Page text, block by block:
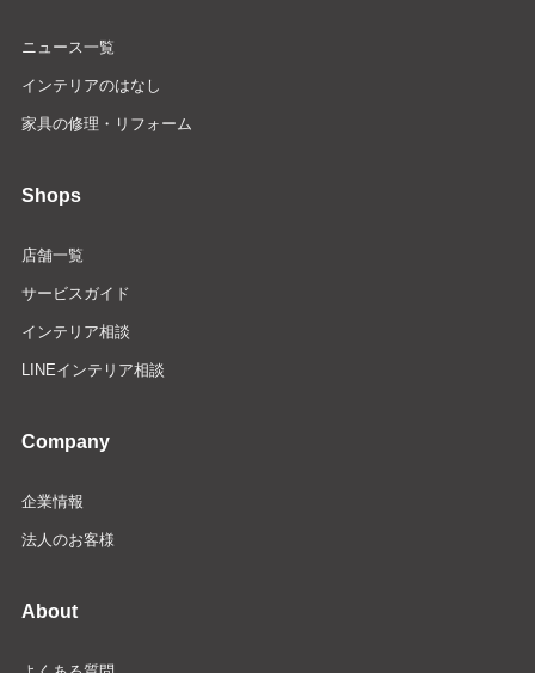
ニュース一覧
インテリアのはなし
家具の修理・リフォーム
Shops
店舗一覧
サービスガイド
インテリア相談
LINEインテリア相談
Company
企業情報
法人のお客様
About